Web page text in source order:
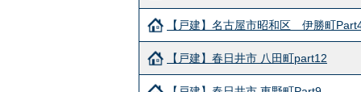
【戸建】名古屋市昭和区 伊勝町
【戸建】春日井市 八田町part12